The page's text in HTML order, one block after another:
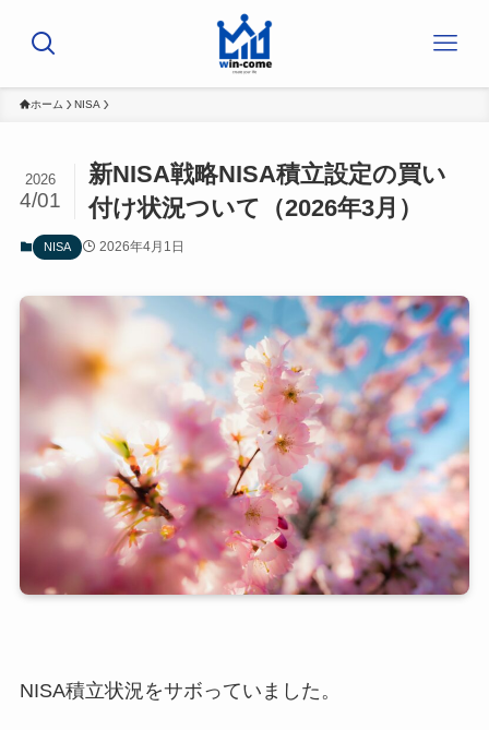
ホーム NISA
新NISA戦略NISA積立設定の買い
付け状況ついて（2026年3月）
2026
4/01
NISA 2026年4月1日
NISA積立状況をサボっていました。